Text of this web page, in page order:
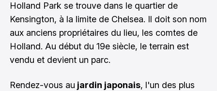
Holland Park se trouve dans le quartier de
Kensington, à la limite de Chelsea. Il doit son nom
aux anciens propriétaires du lieu, les comtes de
Holland. Au début du 19e siècle, le terrain est
vendu et devient un parc.
Rendez-vous au jardin japonais, l'un des plus